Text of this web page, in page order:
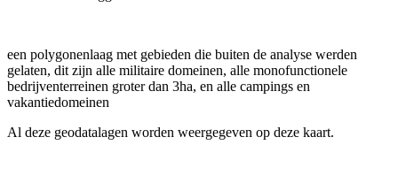
een polygonenlaag met gebieden die buiten de analyse werden
gelaten, dit zijn alle militaire domeinen, alle monofunctionele
bedrijventerreinen groter dan 3ha, en alle campings en
vakantiedomeinen
Al deze geodatalagen worden weergegeven op deze kaart.